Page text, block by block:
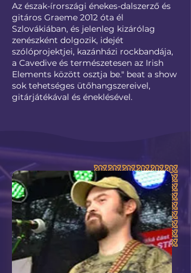
Az észak-írországi énekes-dalszerző és
gitáros Graeme 2012 óta él
Szlovákiában, és jelenleg kizárólag
zenészként dolgozik, idejét
szólóprojektjei, kazánházi rockbandája,
a Cavedive és természetesen az Irish
Elements között osztja be." beat a show
sok tehetséges ütőhangszereivel,
gitárjátékával és éneklésével.